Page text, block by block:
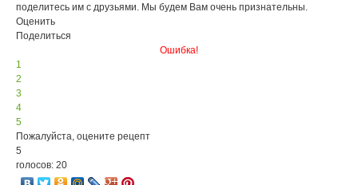
поделитесь им с друзьями. Мы будем Вам очень признательны.
Оценить
Поделиться
Ошибка!
1
2
3
4
5
Пожалуйста, оцените рецепт
5
голосов: 20